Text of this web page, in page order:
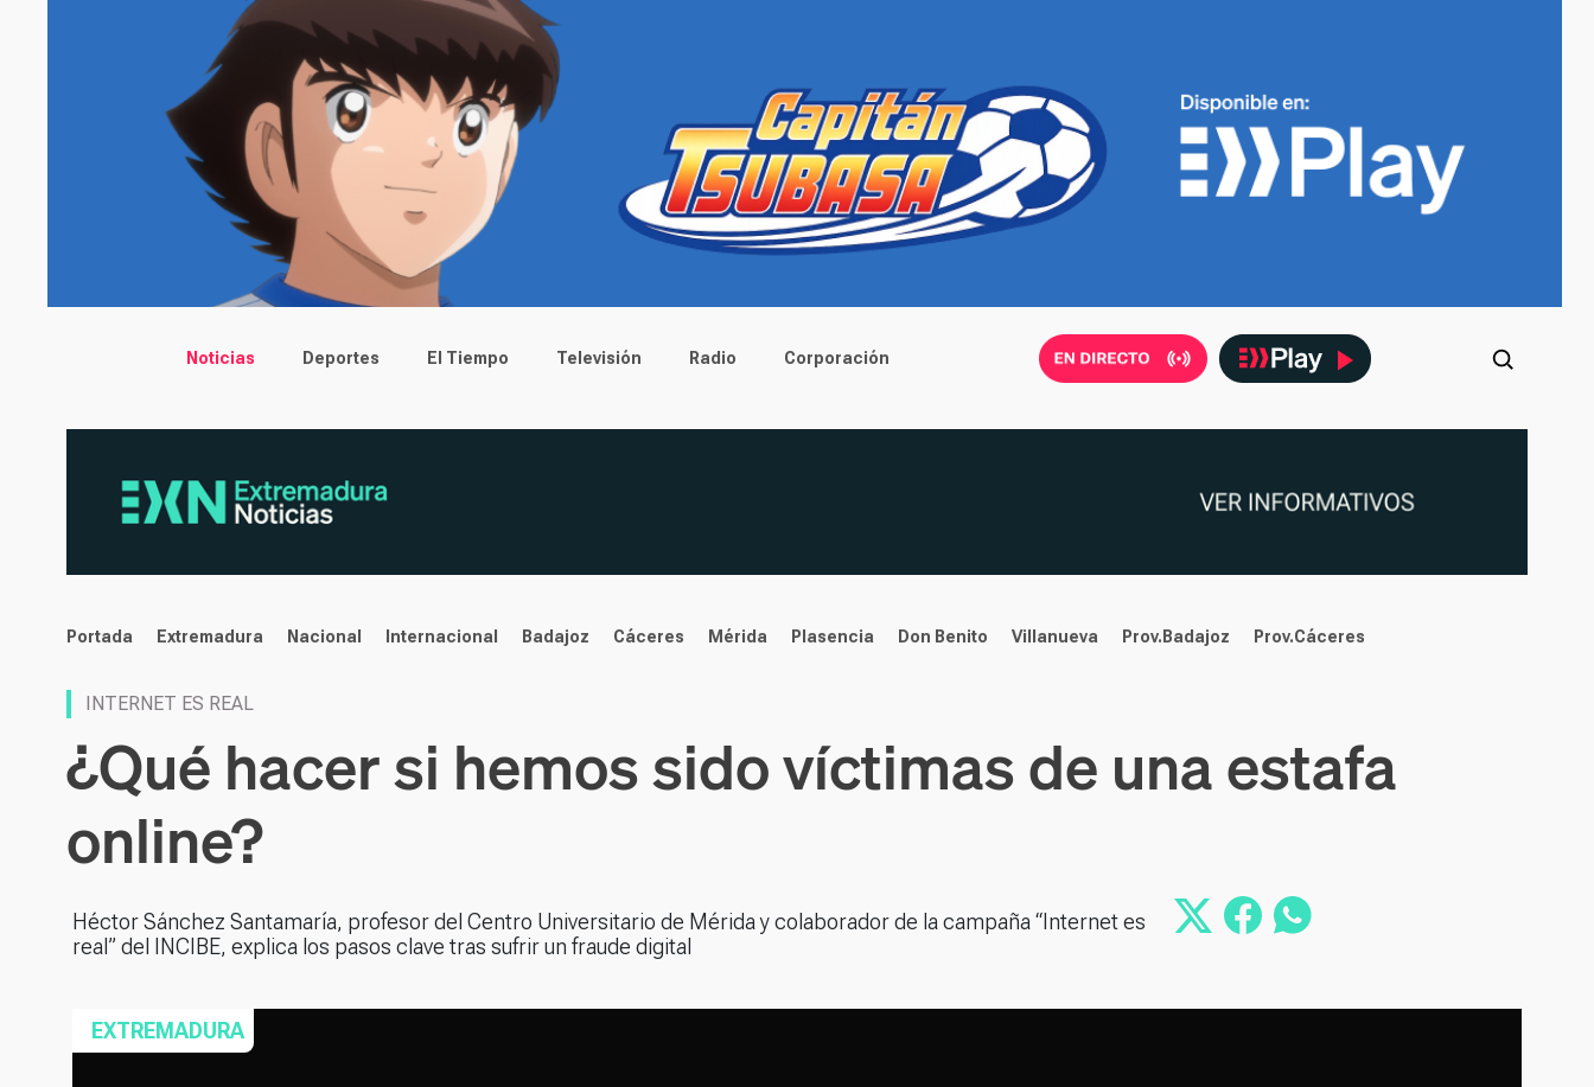
Main menu
Noticias Deportes El Tiempo Televisión Radio Corporación
noticias
Portada Extremadura Nacional Internacional Badajoz Cáceres Mérida Plasencia Don Benito Villanueva Prov.Badajoz Prov.Cáceres
INTERNET ES REAL
¿Qué hacer si hemos sido víctimas de una estafa
online?
Héctor Sánchez Santamaría, profesor del Centro Universitario de Mérida y colaborador de la campaña “Internet es
real” del INCIBE, explica los pasos clave tras sufrir un fraude digital
EXTREMADURA